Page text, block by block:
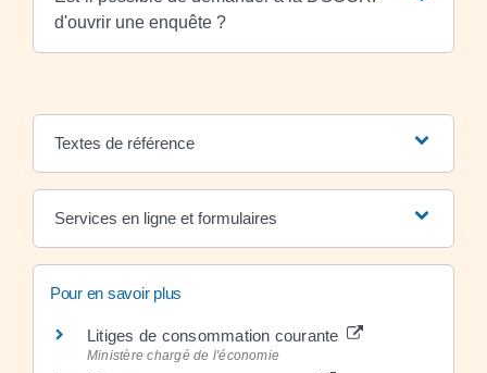
d'ouvrir une enquête ?
Textes de référence
Services en ligne et formulaires
Pour en savoir plus
Litiges de consommation courante
Ministère chargé de l'économie